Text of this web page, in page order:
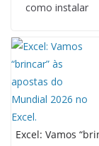
como instalar
Excel: Vamos